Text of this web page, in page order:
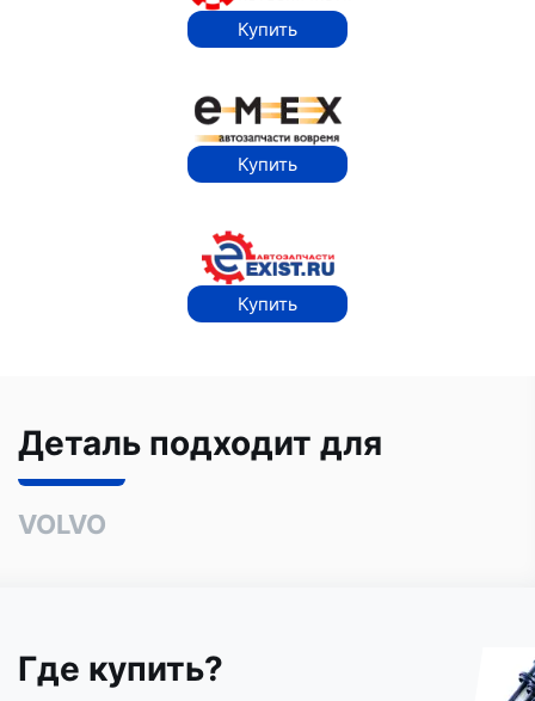
Купить
Купить
Купить
Деталь подходит для
VOLVO
Где купить?